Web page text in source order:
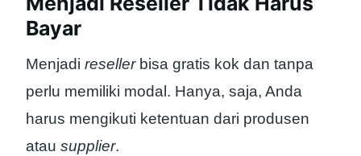
Bayar
Menjadi resellerbisa gratis kok dan tanpa
perlu memiliki modal. Hanya, saja, Anda
harus mengikuti ketentuan dari produsen
atau supplier.